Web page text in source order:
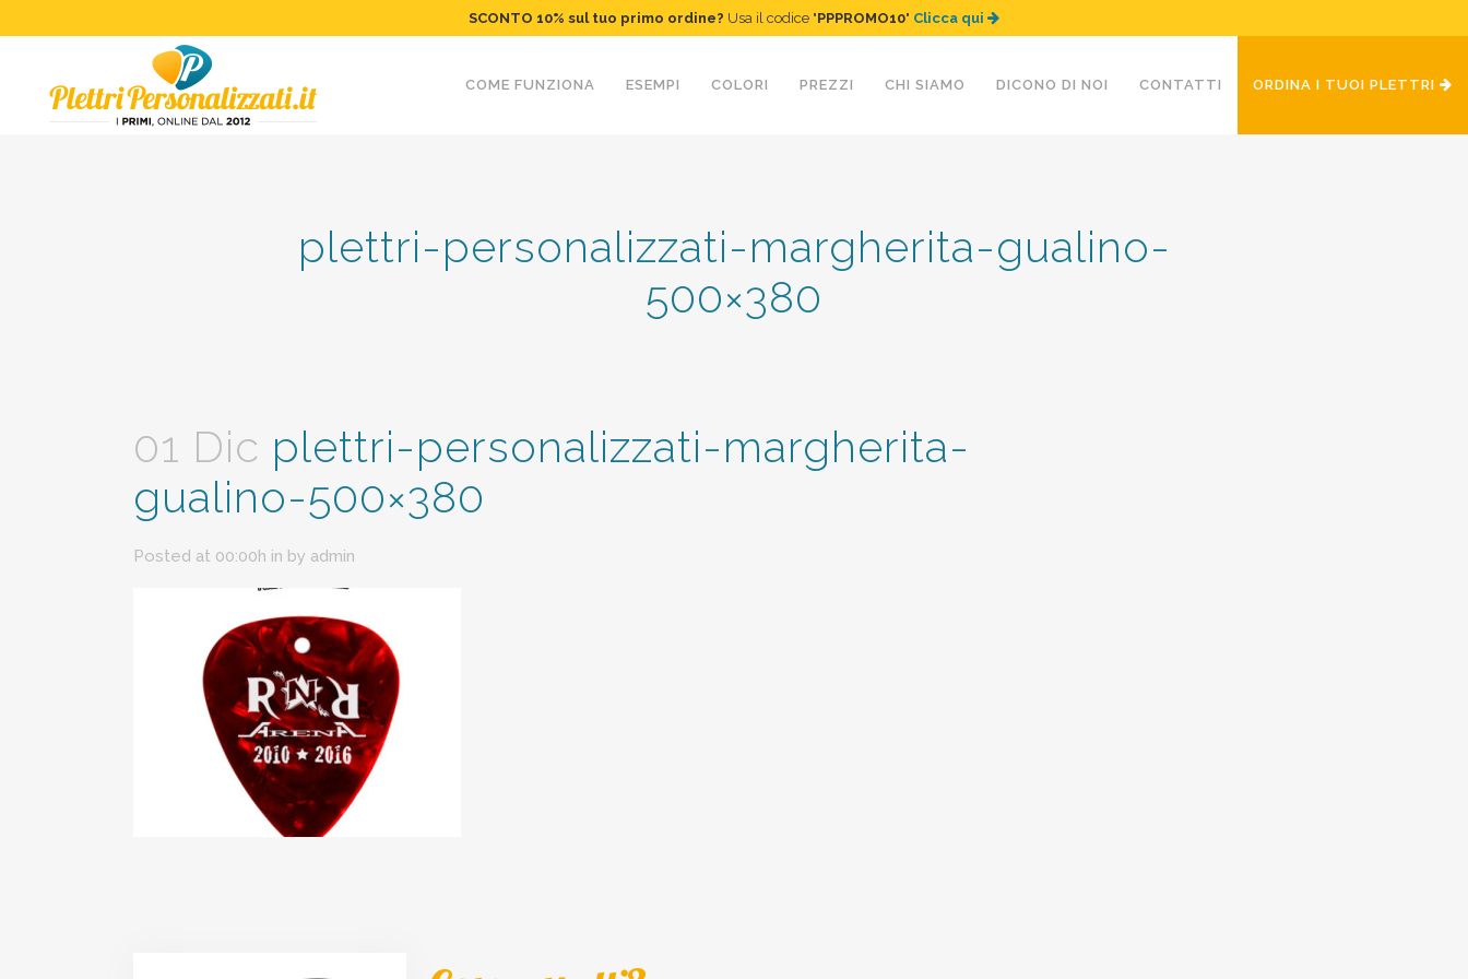
SCONTO 10% sul tuo primo ordine? Usa il codice "PPPROMO10" Clicca qui
COME FUNZIONA ESEMPI COLORI PREZZI CHI SIAMO DICONO DI NOI CONTATTI ORDINA I TUOI PLETTRI
plettri-personalizzati-margherita-gualino-
500×380
01 Dic plettri-personalizzati-margherita-
gualino-500×380
Posted at 00:00h in by admin